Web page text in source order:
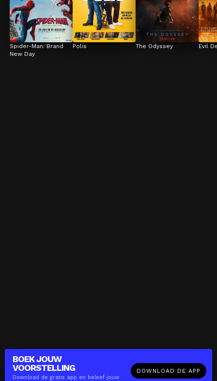
BOEK JOUW
VOORSTELLING
Download de gratis app en beleef jouw
DOWNLOAD DE APP
Spider-Man: Brand
New Day
Polis The Odyssey Evil